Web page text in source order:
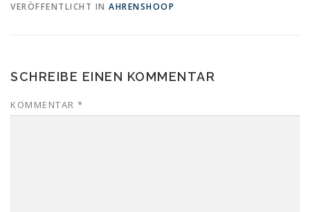
VERÖFFENTLICHT IN AHRENSHOOP
SCHREIBE EINEN KOMMENTAR
KOMMENTAR *